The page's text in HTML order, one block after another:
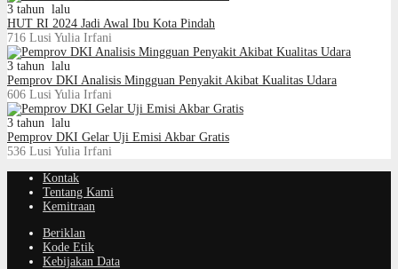
3 tahun lalu
HUT RI 2024 Jadi Awal Ibu Kota Pindah
716 Lusi Yulia Irfani
3 tahun lalu
Pemprov DKI Analisis Mingguan Penyakit Akibat Kualitas Udara
606 Lusi Yulia Irfani
3 tahun lalu
Pemprov DKI Gelar Uji Emisi Akbar Gratis
536 Lusi Yulia Irfani
Kontak
Tentang Kami
Kemitraan
Beriklan
Kode Etik
Kebijakan Data